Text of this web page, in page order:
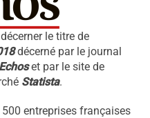
le titre de
décerné par le journal
et par le site de
Statista.
entreprises françaises